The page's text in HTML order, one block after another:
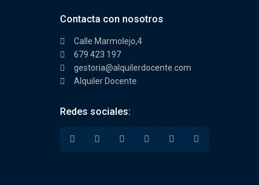
Contacta con nosotros
Calle Marmolejo,4
679 423 197
gestoria@alquilerdocente.com
Alquiler Docente
Redes sociales: